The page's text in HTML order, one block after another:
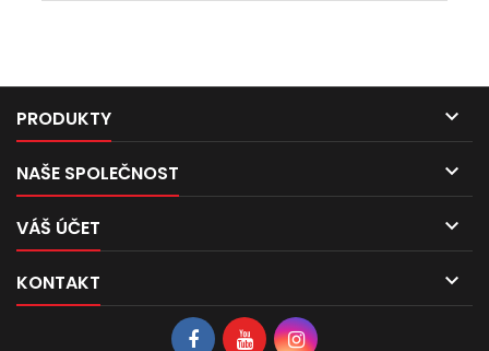
PRODUKTY 
NAŠE SPOLEČNOST 
VÁŠ ÚČET 
KONTAKT 